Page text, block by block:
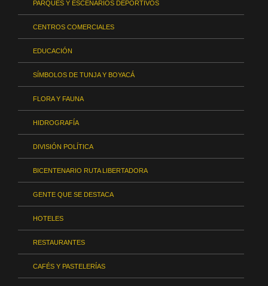
PARQUES Y ESCENARIOS DEPORTIVOS
CENTROS COMERCIALES
EDUCACIÓN
SÍMBOLOS DE TUNJA Y BOYACÁ
FLORA Y FAUNA
HIDROGRAFÍA
DIVISIÓN POLÍTICA
BICENTENARIO RUTA LIBERTADORA
GENTE QUE SE DESTACA
HOTELES
RESTAURANTES
CAFÉS Y PASTELERÍAS